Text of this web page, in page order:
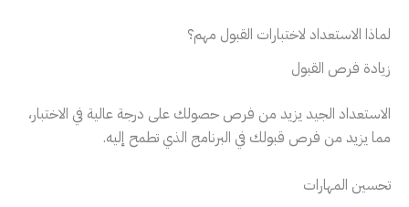
لماذا الاستعداد لاختبارات القبول مهم؟
زيادة فرص القبول
الاستعداد الجيد يزيد من فرص حصولك على درجة عالية في الاختبار،
مما يزيد من فرص قبولك في البرنامج الذي تطمح إليه.
تحسين المهارات